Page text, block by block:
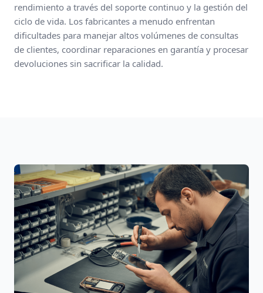
rendimiento a través del soporte continuo y la gestión del
ciclo de vida. Los fabricantes a menudo enfrentan
dificultades para manejar altos volúmenes de consultas
de clientes, coordinar reparaciones en garantía y procesar
devoluciones sin sacrificar la calidad.